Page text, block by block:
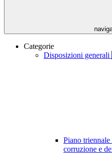
Categorie
Disposizioni generali
Piano
corruzione e